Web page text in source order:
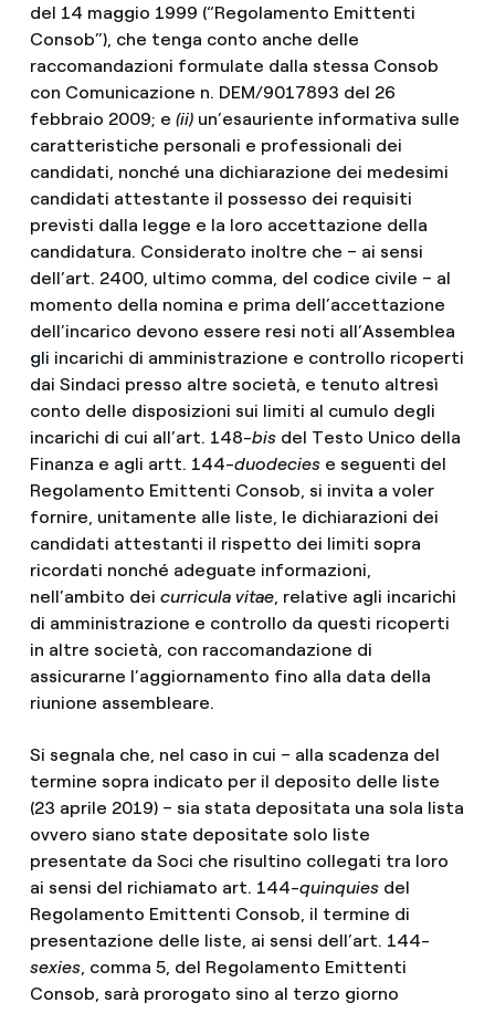
del 14 maggio 1999 (“Regolamento Emittenti
Consob”), che tenga conto anche delle
raccomandazioni formulate dalla stessa Consob
con Comunicazione n. DEM/9017893 del 26
febbraio 2009; e (ii)un’esauriente informativa sulle
caratteristiche personali e professionali dei
candidati, nonché una dichiarazione dei medesimi
candidati attestante il possesso dei requisiti
previsti dalla legge e la loro accettazione della
candidatura. Considerato inoltre che – ai sensi
dell’art. 2400, ultimo comma, del codice civile – al
momento della nomina e prima dell’accettazione
dell’incarico devono essere resi noti all’Assemblea
gli incarichi di amministrazione e controllo ricoperti
dai Sindaci presso altre società, e tenuto altresì
conto delle disposizioni sui limiti al cumulo degli
incarichi di cui all’art. 148-bisdel Testo Unico della
Finanza e agli artt. 144-duodeciese seguenti del
Regolamento Emittenti Consob, si invita a voler
fornire, unitamente alle liste, le dichiarazioni dei
candidati attestanti il rispetto dei limiti sopra
ricordati nonché adeguate informazioni,
nell’ambito dei curricula vitae, relative agli incarichi
di amministrazione e controllo da questi ricoperti
in altre società, con raccomandazione di
assicurarne l’aggiornamento fino alla data della
riunione assembleare.
Si segnala che, nel caso in cui – alla scadenza del
termine sopra indicato per il deposito delle liste
(23 aprile 2019) – sia stata depositata una sola lista
ovvero siano state depositate solo liste
presentate da Soci che risultino collegati tra loro
ai sensi del richiamato art. 144-quinquiesdel
Regolamento Emittenti Consob, il termine di
presentazione delle liste, ai sensi dell’art. 144-
sexies, comma 5, del Regolamento Emittenti
Consob, sarà prorogato sino al terzo giorno